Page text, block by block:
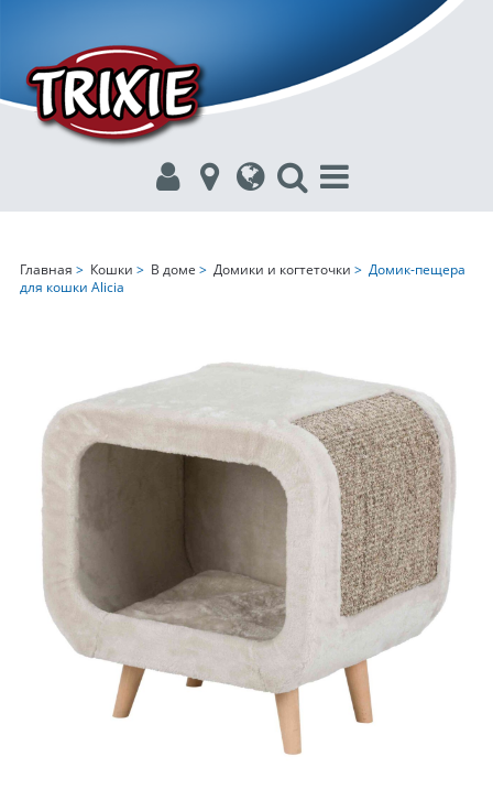
Главная > Кошки > В доме > Домики и когтеточки > Домик-пещера
для кошки Alicia